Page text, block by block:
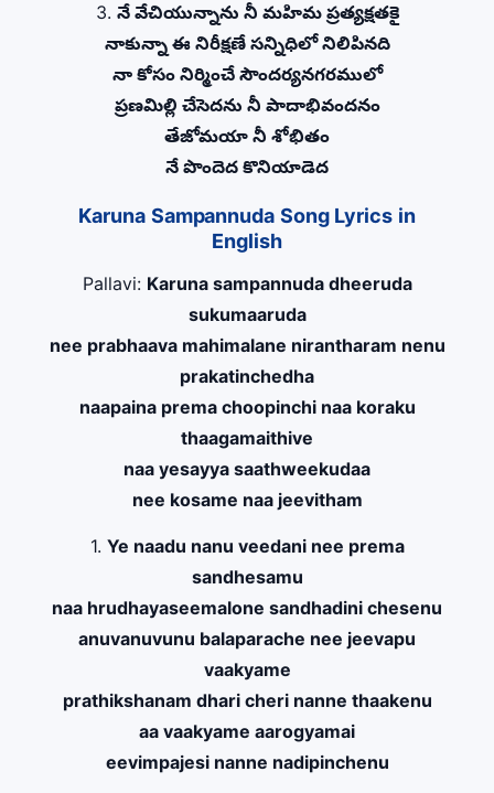
3. నే వేచియున్నాను నీ మహిమ ప్రత్యక్షతకై
నాకున్నా ఈ నిరీక్షణే సన్నిధిలో నిలిపినది
నా కోసం నిర్మించే సౌందర్యనగరములో
ప్రణమిల్లి చేసెదను నీ పాదాభివందనం
తేజోమయా నీ శోభితం
నే పొందెద కొనియాడెద
Karuna Sampannuda Song Lyrics in
English
Pallavi: Karuna sampannuda dheeruda
sukumaaruda
nee prabhaava mahimalane nirantharam nenu
prakatinchedha
naapaina prema choopinchi naa koraku
thaagamaithive
naa yesayya saathweekudaa
nee kosame naa jeevitham
1. Ye naadu nanu veedani nee prema
sandhesamu
naa hrudhayaseemalone sandhadini chesenu
anuvanuvunu balaparache nee jeevapu
vaakyame
prathikshanam dhari cheri nanne thaakenu
aa vaakyame aarogyamai
eevimpajesi nanne nadipinchenu